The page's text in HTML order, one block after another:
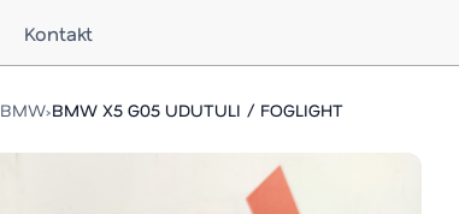
Kontakt
BMW›BMW X5 G05 UDUTULI / FOGLIGHT